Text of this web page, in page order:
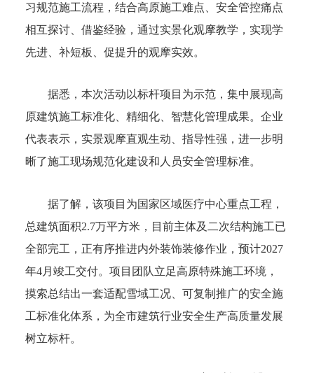
习规范施工流程，结合高原施工难点、安全管控痛点
相互探讨、借鉴经验，通过实景化观摩教学，实现学
先进、补短板、促提升的观摩实效。
据悉，本次活动以标杆项目为示范，集中展现高
原建筑施工标准化、精细化、智慧化管理成果。企业
代表表示，实景观摩直观生动、指导性强，进一步明
晰了施工现场规范化建设和人员安全管理标准。
据了解，该项目为国家区域医疗中心重点工程，
总建筑面积2.7万平方米，目前主体及二次结构施工已
全部完工，正有序推进内外装饰装修作业，预计2027
年4月竣工交付。项目团队立足高原特殊施工环境，
摸索总结出一套适配雪域工况、可复制推广的安全施
工标准化体系，为全市建筑行业安全生产高质量发展
树立标杆。